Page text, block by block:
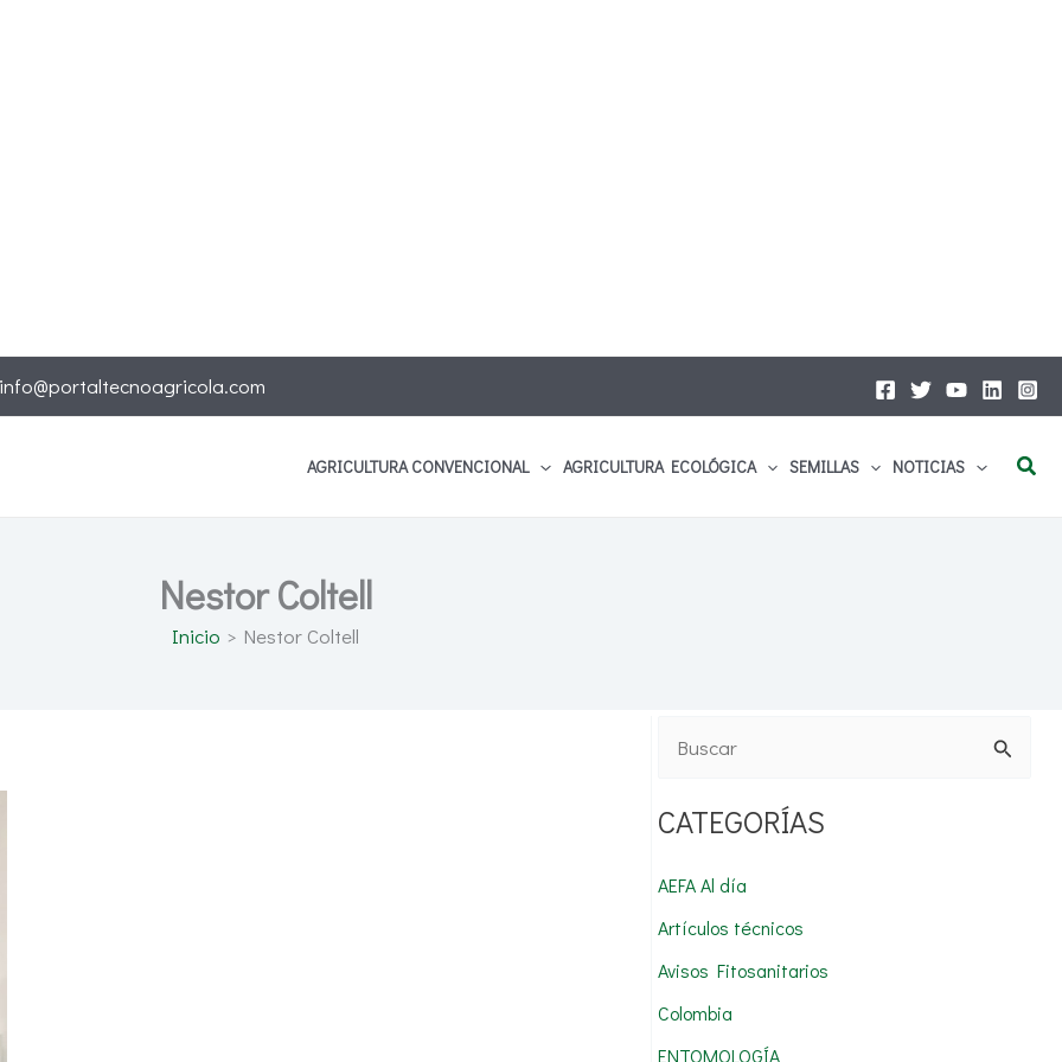
info@portaltecnoagricola.com
AGRICULTURA CONVENCIONAL AGRICULTURA ECOLÓGICA SEMILLAS NOTICIAS
Nestor Coltell
Inicio Nestor Coltell
s
r
p
o
r
CATEGORÍAS
AEFA Al día
Artículos técnicos
Avisos Fitosanitarios
Colombia
ENTOMOLOGÍA